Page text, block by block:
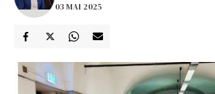
03 MAI 2025